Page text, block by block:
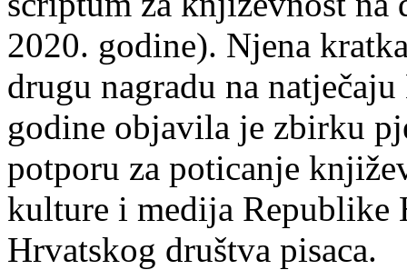
2020. godine). Njena
drugu nagradu na
godine objavila je zbirku
potporu za poticanje
kulture i medija Republike
Hrvatskog društva pisaca.